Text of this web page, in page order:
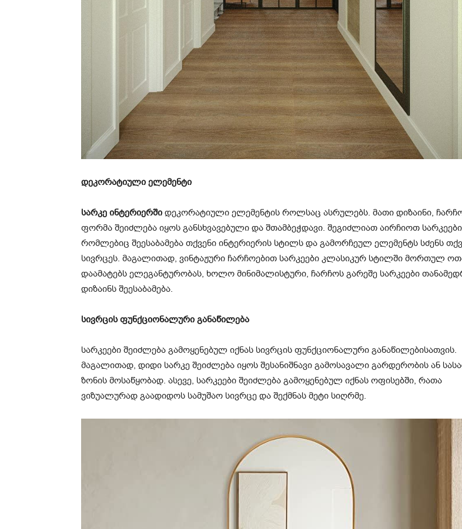
დეკორატიული ელემენტი
სარკე ინტერიერში დეკორატიული ელემენტის როლსაც ასრულებს. მათი დიზაინი,
ფორმა შეიძლება იყოს განსხვავებული და შთამბეჭდავი. შეგიძლიათ აირჩიოთ
რომლებიც შეესაბამება თქვენი ინტერიერის სტილს და გამორჩეულ ელემენტს სძენს
სივრცეს. მაგალითად, ვინტაჟური ჩარჩოებით სარკეები კლასიკურ სტილში მორთულ
დაამატებს ელეგანტურობას, ხოლო მინიმალისტური, ჩარჩოს გარეშე სარკეები
დიზაინს შეესაბამება.
სივრცის ფუნქციონალური განაწილება
სარკეები შეიძლება გამოყენებულ იქნას სივრცის ფუნქციონალური განაწილებისათვის.
მაგალითად, დიდი სარკე შეიძლება იყოს შესანიშნავი გამოსავალი გარდერობის ან
ზონის მოსაწყობად. ასევე, სარკეები შეიძლება გამოყენებულ იქნას ოფისებში, რათა
ვიზუალურად გაადიდოს სამუშაო სივრცე და შექმნას მეტი სიღრმე.